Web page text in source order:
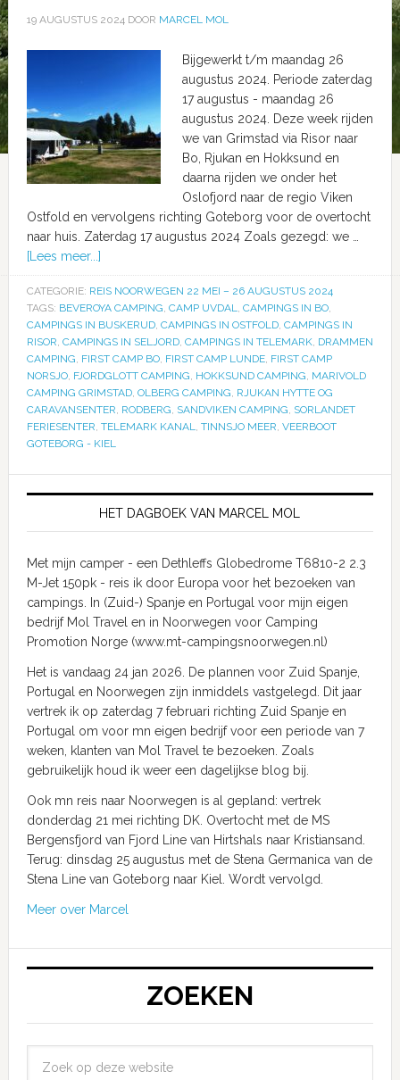
19 AUGUSTUS 2024DOOR MARCEL MOL
Bijgewerkt t/m maandag 26
augustus 2024. Periode zaterdag
17 augustus - maandag 26
augustus 2024. Deze week rijden
we van Grimstad via Risor naar
Bo, Rjukan en Hokksund en
daarna rijden we onder het
Oslofjord naar de regio Viken
Ostfold en vervolgens richting Goteborg voor de overtocht
naar huis. Zaterdag 17 augustus 2024 Zoals gezegd: we …
[Lees meer...]
CATEGORIE: REIS NOORWEGEN 22 MEI – 26 AUGUSTUS 2024
TAGS: BEVEROYA CAMPING, CAMP UVDAL, CAMPINGS IN BO,
CAMPINGS IN BUSKERUD, CAMPINGS IN OSTFOLD, CAMPINGS IN
RISOR, CAMPINGS IN SELJORD, CAMPINGS IN TELEMARK, DRAMMEN
CAMPING, FIRST CAMP BO, FIRST CAMP LUNDE, FIRST CAMP
NORSJO, FJORDGLOTT CAMPING, HOKKSUND CAMPING, MARIVOLD
CAMPING GRIMSTAD, OLBERG CAMPING, RJUKAN HYTTE OG
CARAVANSENTER, RODBERG, SANDVIKEN CAMPING, SORLANDET
FERIESENTER, TELEMARK KANAL, TINNSJO MEER, VEERBOOT
GOTEBORG - KIEL
HET DAGBOEK VAN MARCEL MOL
Met mijn camper - een Dethleffs Globedrome T6810-2 2.3
M-Jet 150pk - reis ik door Europa voor het bezoeken van
campings. In (Zuid-) Spanje en Portugal voor mijn eigen
bedrijf Mol Travel en in Noorwegen voor Camping
Promotion Norge (www.mt-campingsnoorwegen.nl)
Het is vandaag 24 jan 2026. De plannen voor Zuid Spanje,
Portugal en Noorwegen zijn inmiddels vastgelegd. Dit jaar
vertrek ik op zaterdag 7 februari richting Zuid Spanje en
Portugal om voor mn eigen bedrijf voor een periode van 7
weken, klanten van Mol Travel te bezoeken. Zoals
gebruikelijk houd ik weer een dagelijkse blog bij.
Ook mn reis naar Noorwegen is al gepland: vertrek
donderdag 21 mei richting DK. Overtocht met de MS
Bergensfjord van Fjord Line van Hirtshals naar Kristiansand.
Terug: dinsdag 25 augustus met de Stena Germanica van de
Stena Line van Goteborg naar Kiel. Wordt vervolgd.
Meer over Marcel
ZOEKEN